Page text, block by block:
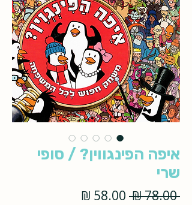
איפה הפינגווין? / סופי
שרי
‏78.00 ‏₪
מחיר